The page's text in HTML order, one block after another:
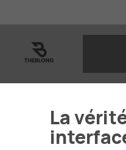
au
contenu
La